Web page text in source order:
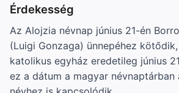
Érdekesség
Az Alojzia névnap június 21-én
(Luigi Gonzaga) ünnepéhez
katolikus egyház eredetileg június
ez a dátum a magyar névnaptárban